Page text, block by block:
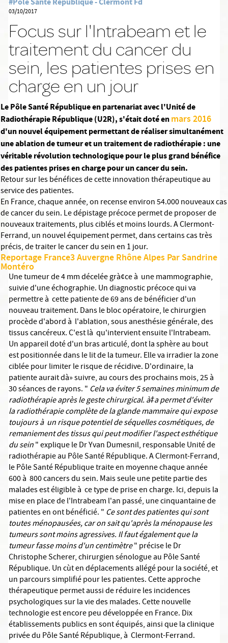
03/10/2017
Focus sur l'Intrabeam et le
traitement du cancer du
sein, les patientes prises en
charge en un jour
Le Pôle Santé République en partenariat avec l'Unité de
Radiothérapie République (U2R), s'était doté enmars 2016
d'un nouvel équipement permettant de réaliser simultanément
une ablation de tumeur et un traitement de radiothérapie : une
véritable révolution technologique pour le plus grand bénéfice
des patientes prises en charge pour un cancer du sein.
Retour sur les bénéfices de cette innovation thérapeutique au
service des patientes.
En France, chaque année, on recense environ 54.000 nouveaux cas
de cancer du sein. Le dépistage précoce permet de proposer de
nouveaux traitements, plus ciblés et moins lourds. A Clermont-
Ferrand, un nouvel équipement permet, dans certains cas très
précis, de traiter le cancer du sein en 1 jour.
Reportage France3 Auvergne Rhône Alpes Par Sandrine
Montéro
Une tumeur de 4 mm décelée grà¢ce à une mammographie,
suivie d'une échographie. Un diagnostic précoce qui va
permettre à cette patiente de 69 ans de bénéficier d'un
nouveau traitement. Dans le bloc opératoire, le chirurgien
procède d'abord à l'ablation, sous anesthésie générale, des
tissus cancéreux. C'est là qu'intervient ensuite l'Intrabeam.
Un appareil doté d'un bras articulé, dont la sphère au bout
est positionnée dans le lit de la tumeur. Elle va irradier la zone
ciblée pour limiter le risque de récidive. D'ordinaire, la
patiente aurait dà» suivre, au cours des prochains mois, 25 à
30 séances de rayons. " Cela va éviter 5 semaines minimum de
radiothérapie après le geste chirurgical. à‡a permet d'éviter
la radiothérapie complète de la glande mammaire qui expose
toujours à un risque potentiel de séquelles cosmétiques, de
remaniement des tissus qui peut modifier l'aspect esthétique
du sein" explique le Dr Yvan Dumesnil, responsable Unité de
radiothérapie au Pôle Santé République. A Clermont-Ferrand,
le Pôle Santé République traite en moyenne chaque année
600 à 800 cancers du sein. Mais seule une petite partie des
malades est éligible à ce type de prise en charge. Ici, depuis la
mise en place de l'Intrabeam l'an passé, une cinquantaine de
patientes en ont bénéficié. " Ce sont des patientes qui sont
toutes ménopausées, car on sait qu'après la ménopause les
tumeurs sont moins agressives. Il faut également que la
tumeur fasse moins d'un centimètre" précise le Dr
Christophe Scherer, chirurgien sénologue au Pôle Santé
République. Un cùt en déplacements allégé pour la société, et
un parcours simplifié pour les patientes. Cette approche
thérapeutique permet aussi de réduire les incidences
psychologiques sur la vie des malades. Cette nouvelle
technologie est encore peu développée en France. Dix
établissements publics en sont équipés, ainsi que la clinique
privée du Pôle Santé République, à Clermont-Ferrand.